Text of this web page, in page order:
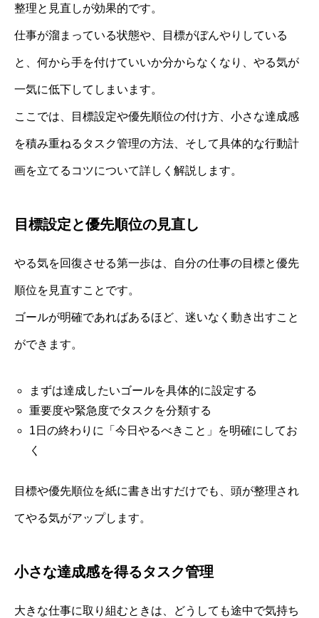
整理と見直しが効果的です。
仕事が溜まっている状態や、目標がぼんやりしている
と、何から手を付けていいか分からなくなり、やる気が
一気に低下してしまいます。
ここでは、目標設定や優先順位の付け方、小さな達成感
を積み重ねるタスク管理の方法、そして具体的な行動計
画を立てるコツについて詳しく解説します。
目標設定と優先順位の見直し
やる気を回復させる第一歩は、自分の仕事の目標と優先
順位を見直すことです。
ゴールが明確であればあるほど、迷いなく動き出すこと
ができます。
まずは達成したいゴールを具体的に設定する
重要度や緊急度でタスクを分類する
1日の終わりに「今日やるべきこと」を明確にしてお
く
目標や優先順位を紙に書き出すだけでも、頭が整理され
てやる気がアップします。
小さな達成感を得るタスク管理
大きな仕事に取り組むときは、どうしても途中で気持ち